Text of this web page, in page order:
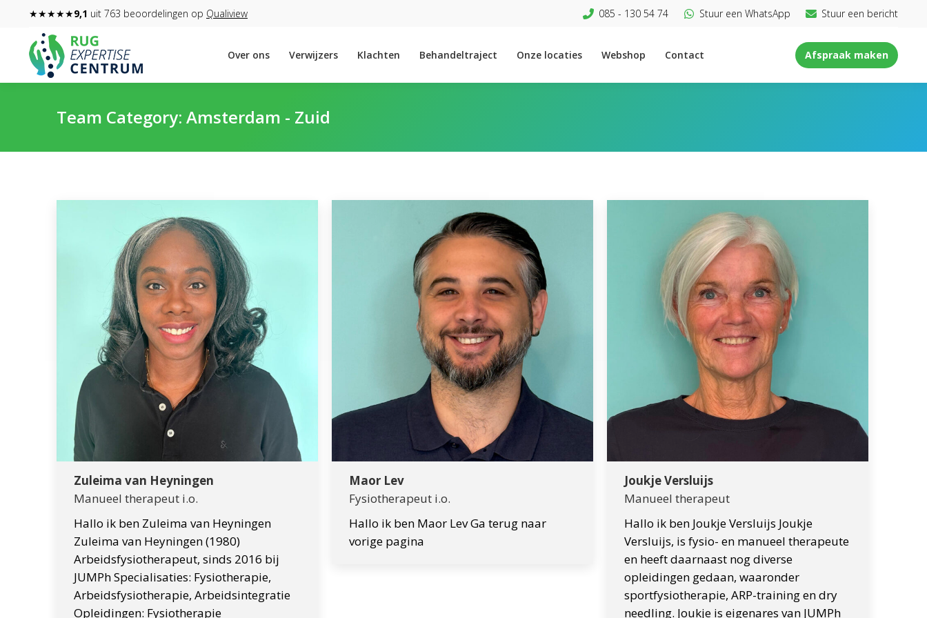
★★★★★9,1 uit 763 beoordelingen op Qualiview 085 - 130 54 74 Stuur een WhatsApp Stuur een bericht
Over ons Verwijzers Klachten Behandeltraject Onze locaties Webshop Contact Afspraak maken
Team Category: Amsterdam - Zuid
Zuleima van Heyningen
Manueel therapeut i.o.
Hallo ik ben Zuleima van Heyningen
Zuleima van Heyningen (1980)
Arbeidsfysiotherapeut, sinds 2016 bij
JUMPh Specialisaties: Fysiotherapie,
Arbeidsfysiotherapie, Arbeidsintegratie
Opleidingen: Fysiotherapie
Maor Lev
Fysiotherapeut i.o.
Hallo ik ben Maor Lev Ga terug naar
vorige pagina
Joukje Versluijs
Manueel therapeut
Hallo ik ben Joukje Versluijs Joukje
Versluijs, is fysio- en manueel therapeute
en heeft daarnaast nog diverse
opleidingen gedaan, waaronder
sportfysiotherapie, ARP-training en dry
needling. Joukje is eigenares van JUMPh